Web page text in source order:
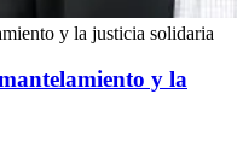
y la justicia solidaria
y la